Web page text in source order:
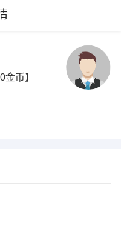
金币】